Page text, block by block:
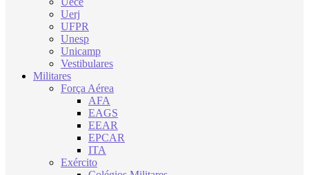
Uerj
UFPR
Unesp
Unicamp
Vestibulares
Militares
Força Aérea
AFA
EAGS
EEAR
EPCAR
ITA
Exército